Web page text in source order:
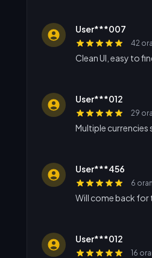
User***007
42
Clean UI, easy to
User***012
29
Multiple currencies
User***456
6
Will come back for
User***012
16